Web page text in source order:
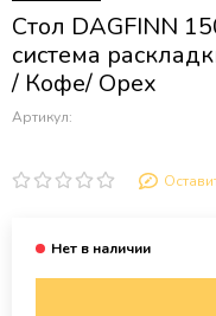
Стол DAGFINN
система
/ Кофе/ Орех
Артикул: